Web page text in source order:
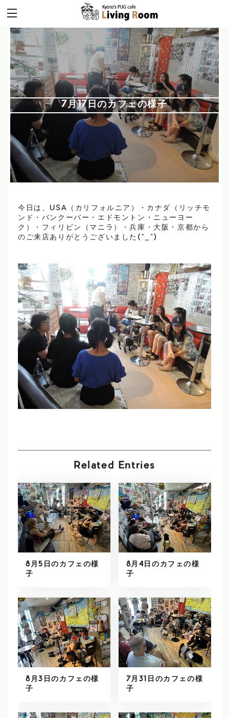
7月17日のカフェの様子
今日は、USA（カリフォルニア）・カナダ（リッチモ
ンド・バンクーバー・エドモントン・ニューヨー
ク）・フィリピン（マニラ）・兵庫・大阪・京都から
のご来店ありがとうございました(^_^)
Related Entries
8月5日のカフェの様
子
8月4日のカフェの様
子
8月3日のカフェの様
子
7月31日のカフェの様
子